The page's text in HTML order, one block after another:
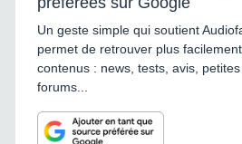
Un geste simple qui soutient
permet de retrouver plus
contenus : news, tests, avis, petites
forums...